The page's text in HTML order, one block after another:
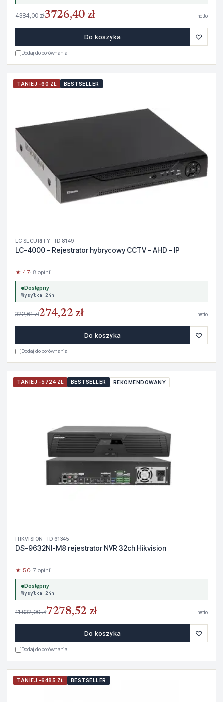
4384,00 zł3726,40 zł netto
Do koszyka ♡
Dodaj do porównania
TANIEJ -60 ZŁ BESTSELLER
LC SECURITY · ID 8149
LC-4000 - Rejestrator hybrydowy CCTV - AHD - IP
★ 4.7· 8 opinii
Dostępny
Wysyłka 24h
322,61 zł274,22 zł netto
Do koszyka ♡
Dodaj do porównania
TANIEJ -5724 ZŁ BESTSELLER REKOMENDOWANY
HIKVISION · ID 61345
DS-9632NI-M8 rejestrator NVR 32ch Hikvision
★ 5.0· 7 opinii
Dostępny
Wysyłka 24h
11 932,00 zł7278,52 zł netto
Do koszyka ♡
Dodaj do porównania
TANIEJ -6485 ZŁ BESTSELLER